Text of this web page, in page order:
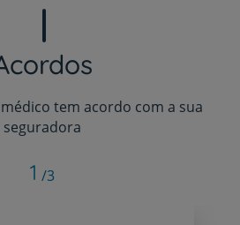
tem acordo com a sua
seguradora
1 /3